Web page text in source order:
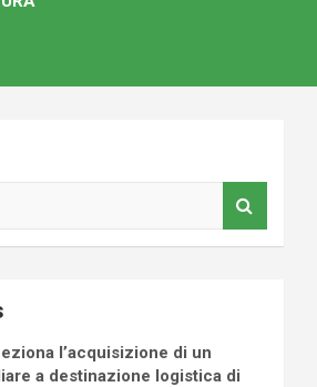
l’acquisizione di un
a destinazione logistica di